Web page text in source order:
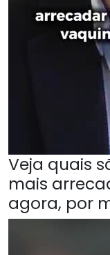
Veja quais
mais
agora, por